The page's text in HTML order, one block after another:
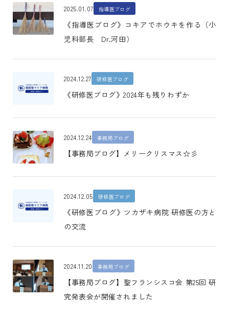
2025.01.07 指導医ブログ
《指導医ブログ》コキアでホウキを作る（小
児科部長 Dr.河田）
2024.12.27 研修医ブログ
《研修医ブログ》2024年も残りわずか
2024.12.24 事務局ブログ
【事務局ブログ】メリークリスマス☆彡
2024.12.05 研修医ブログ
《研修医ブログ》ツカザキ病院 研修医の方と
の交流
2024.11.20 事務局ブログ
【事務局ブログ】聖フランシスコ会 第25回 研
究発表会が開催されました